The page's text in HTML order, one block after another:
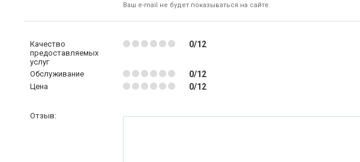
Ваш e-mail не будет показываться на сайте
Качество
предоставляемых
услуг
0/12
Обслуживание 0/12
Цена 0/12
Отзыв: